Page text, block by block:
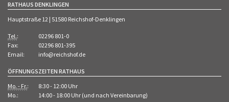
RATHAUS DENKLINGEN
Hauptstraße 12 | 51580 Reichshof-Denklingen
Tel.:
02296 801-0
Fax:
02296 801-395
Email:
info@reichshof.de
ÖFFNUNGSZEITEN RATHAUS
Mo. - Fr.:
8:30 - 12:00 Uhr
Mo.:
14:00 - 18:00 Uhr (und nach Vereinbarung)